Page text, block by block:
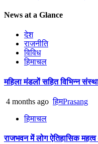
News at a Glance
देश
राजनीति
विविध
हिमाचल
महिला मंडलों सहित विभिन्न
4 months ago हिमPrasang
हिमाचल
राजभवन में लोग ऐतिहासिक